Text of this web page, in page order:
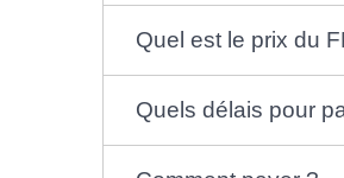
Quel est le prix du
Quels délais pour